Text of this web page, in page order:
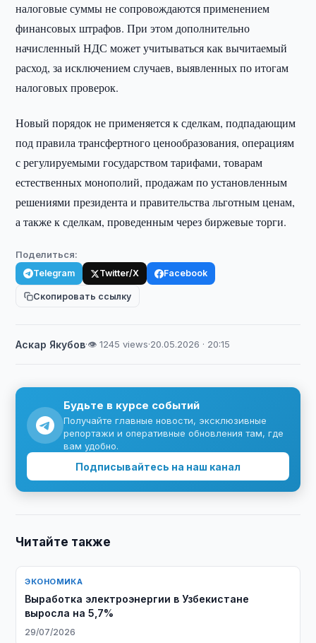
налоговые суммы не сопровождаются применением
финансовых штрафов. При этом дополнительно
начисленный НДС может учитываться как вычитаемый
расход, за исключением случаев, выявленных по итогам
налоговых проверок.
Новый порядок не применяется к сделкам, подпадающим
под правила трансфертного ценообразования, операциям
с регулируемыми государством тарифами, товарам
естественных монополий, продажам по установленным
решениями президента и правительства льготным ценам,
а также к сделкам, проведенным через биржевые торги.
Поделиться:
Telegram Twitter/X Facebook
Скопировать ссылку
Аскар Якубов·👁 1245 views·20.05.2026 · 20:15
Будьте в курсе событий
Получайте главные новости, эксклюзивные
репортажи и оперативные обновления там, где
вам удобно.
Подписывайтесь на наш канал
Читайте также
ЭКОНОМИКА
Выработка электроэнергии в Узбекистане
выросла на 5,7%
29/07/2026